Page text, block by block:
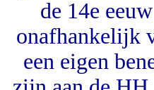
de 14e
onafhankelijk
een eigen